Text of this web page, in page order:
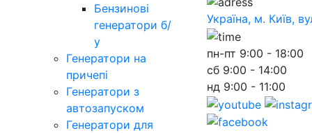
Бензинові
генератори б/
у
Генератори на
причепі
Генератори з
автозапуском
Генератори для
Україна, м. Київ,
пн-пт 9:00 - 18:00
сб 9:00 - 14:00
нд 9:00 - 11:00